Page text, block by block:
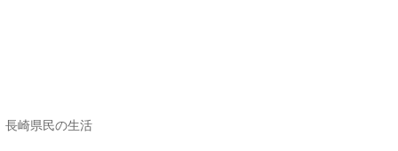
長崎県民の生活